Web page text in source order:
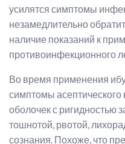
усилятся симптомы
незамедлительно
наличие показаний к
противоинфекционного
Во время применения
симптомы
оболочек с ригидностью
тошнотой, рвотой,
сознания. Похоже, что